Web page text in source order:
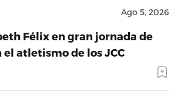
Ago 5, 2026
Félix en gran jornada de
el atletismo de los JCC